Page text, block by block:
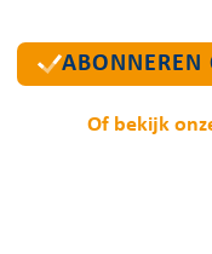
ABONNEREN
Of bekijk